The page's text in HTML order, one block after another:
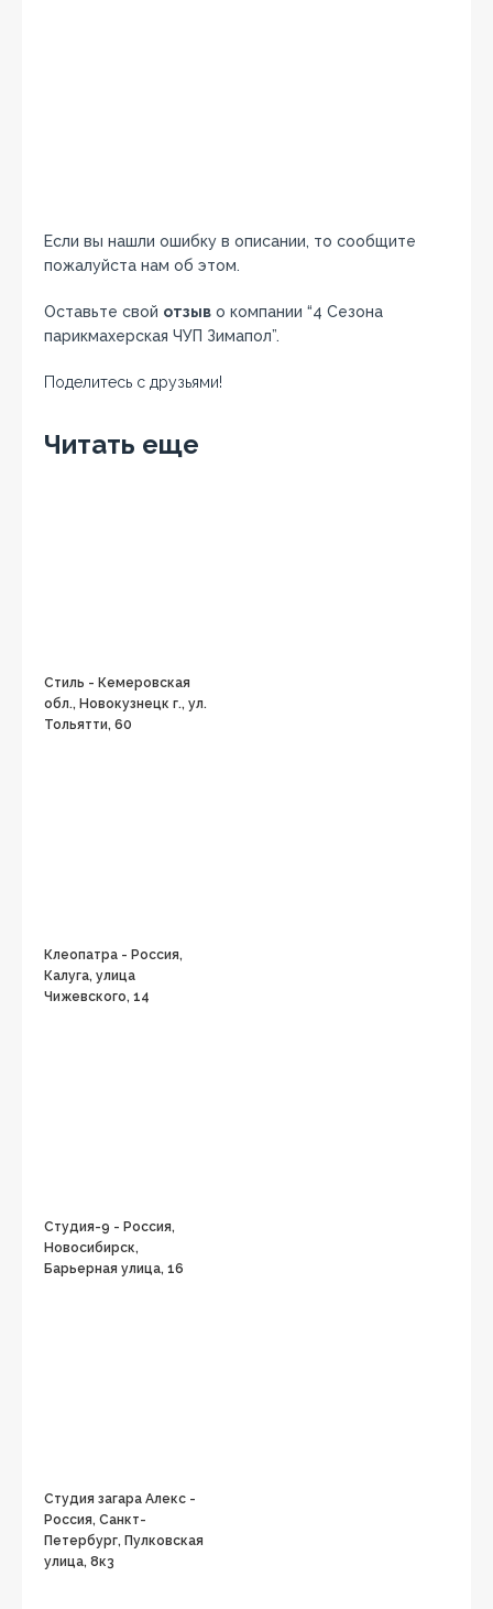
Если вы нашли ошибку в описании, то сообщите
пожалуйста нам об этом.
Оставьте свой отзыв о компании “4 Сезона
парикмахерская ЧУП Зимапол”.
Поделитесь с друзьями!
Читать еще
Стиль - Кемеровская
обл., Новокузнецк г., ул.
Тольятти, 60
Клеопатра - Россия,
Калуга, улица
Чижевского, 14
Студия-9 - Россия,
Новосибирск,
Барьерная улица, 16
Студия загара Алекс -
Россия, Санкт-
Петербург, Пулковская
улица, 8к3